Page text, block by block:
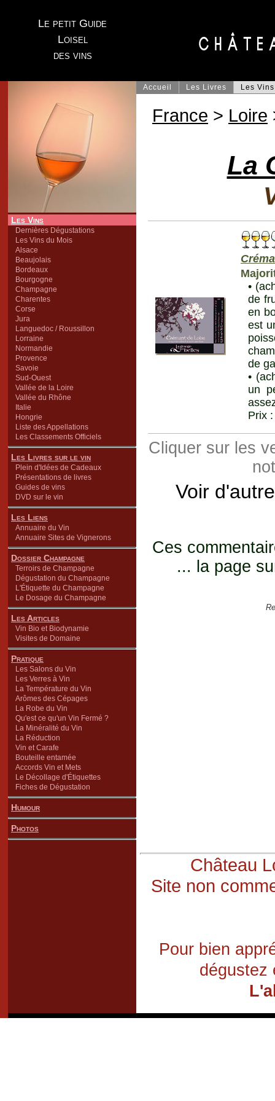
Le petit Guide
Loisel
des vins
Les Vins
Dernières Dégustations
Les Vins du Mois
Alsace
Beaujolais
Bordeaux
Bourgogne
Champagne
Charentes
Corse
Jura
Languedoc / Roussillon
Lorraine
Normandie
Provence
Savoie
Sud-Ouest
Vallée de la Loire
Vallée du Rhône
Italie
Hongrie
Liste des Appellations
Les Classements Officiels
Les Livres sur le vin
Plein d'Idées de Cadeaux
Présentations de livres
Guides de vins
DVD sur le vin
Les Liens
Annuaire du Vin
Annuaire Sites de Vignerons
Dossier Champagne
Terroirs de Champagne
Dégustation du Champagne
L'Étiquette du Champagne
Le Dosage du Champagne
Les Articles
Vin Bio et Biodynamie
Visites de Domaine
Pratique
Les Salons du Vin
Les Verres à Vin
La Température du Vin
Arômes des Cépages
La Robe du Vin
Qu'est ce qu'un Vin Fermé ?
La Minéralité du Vin
La Réduction
Vin et Carafe
Bouteille entamée
Accords Vin et Mets
Le Décollage d'Étiquettes
Fiches de Dégustation
Humour
Photos
Accueil Les Livres Les Vins
France > Loire
La
•
de
en
est
de
•
un
Prix
Cliquer sur les
Voir
Ces
... la page
Château
Site non
Pour bien
dégustez